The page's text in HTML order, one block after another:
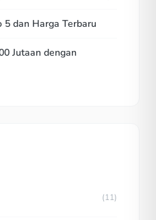
5 dan Harga Terbaru
Jutaan dengan
(11)